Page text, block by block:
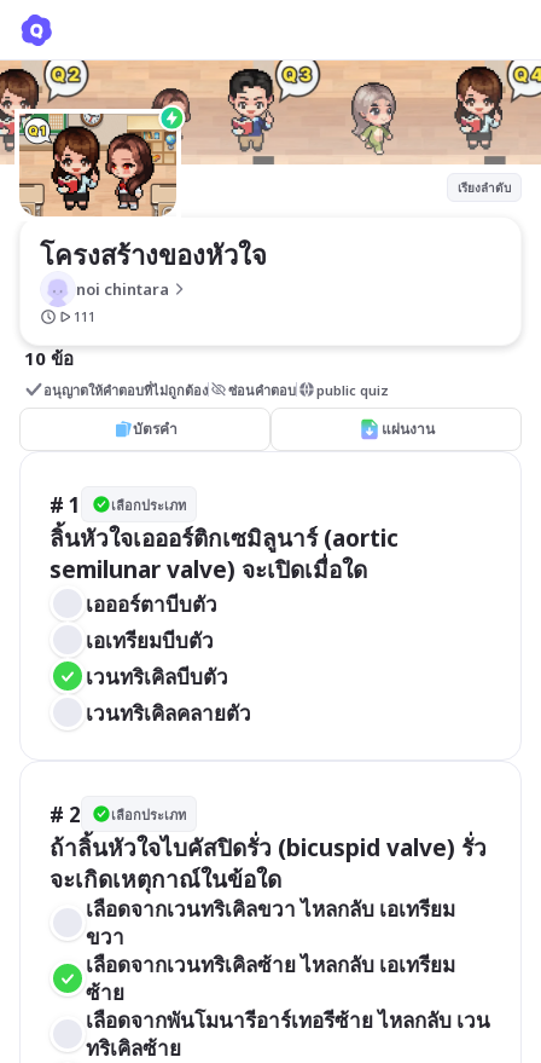
เรียงลำดับ
โครงสร้างของหัวใจ
noi chintara
111
10 ข้อ
อนุญาตให้คำตอบที่ไม่ถูกต้อง ซ่อนคำตอบ public quiz
บัตรคำ แผ่นงาน
# 1 เลือกประเภท
ลิ้นหัวใจเอออร์ติกเซมิลูนาร์ (aortic
semilunar valve) จะเปิดเมื่อใด
เอออร์ตาบีบตัว
เอเทรียมบีบตัว
เวนทริเคิลบีบตัว
เวนทริเคิลคลายตัว
# 2 เลือกประเภท
ถ้าลิ้นหัวใจไบคัสปิดรั่ว (bicuspid valve) รั่ว
จะเกิดเหตุกาณ์ในข้อใด
เลือดจากเวนทริเคิลขวา ไหลกลับ เอเทรียม
ขวา
เลือดจากเวนทริเคิลซ้าย ไหลกลับ เอเทรียม
ซ้าย
เลือดจากพันโมนารีอาร์เทอรีซ้าย ไหลกลับ เวน
ทริเคิลซ้าย